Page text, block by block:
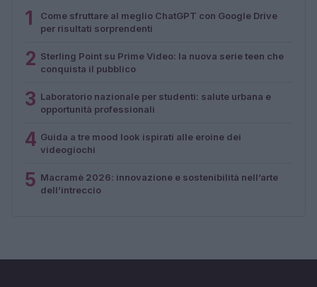
1
Come sfruttare al meglio ChatGPT con Google Drive
per risultati sorprendenti
2 Sterling Point su Prime Video: la nuova serie teen che
conquista il pubblico
3 Laboratorio nazionale per studenti: salute urbana e
opportunità professionali
4 Guida a tre mood look ispirati alle eroine dei
videogiochi
5 Macramè 2026: innovazione e sostenibilità nell’arte
dell’intreccio